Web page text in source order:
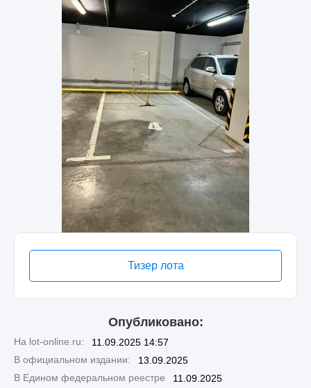
Тизер лота
Опубликовано:
На lot-online.ru:
11.09.2025 14:57
В официальном издании:
13.09.2025
В Едином федеральном реестре
11.09.2025